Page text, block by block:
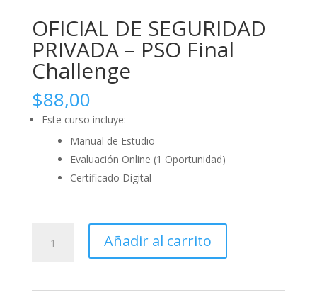
OFICIAL DE SEGURIDAD
PRIVADA – PSO Final
Challenge
$88,00
Este curso incluye:
Manual de Estudio
Evaluación Online (1 Oportunidad)
Certificado Digital
Añadir al carrito